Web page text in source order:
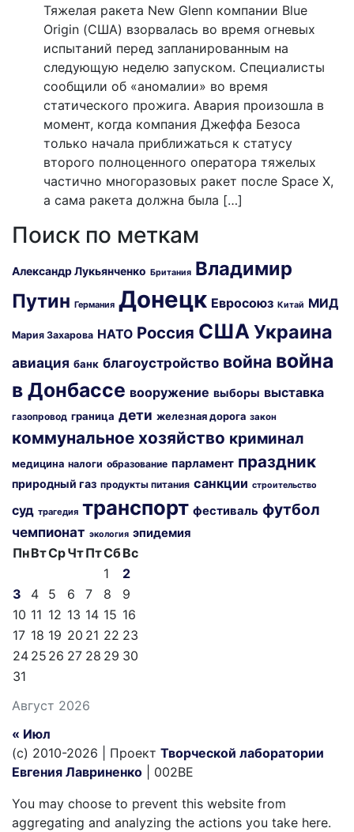
Тяжелая ракета New Glenn компании Blue
Origin (США) взорвалась во время огневых
испытаний перед запланированным на
следующую неделю запуском. Специалисты
сообщили об «аномалии» во время
статического прожига. Авария произошла в
момент, когда компания Джеффа Безоса
только начала приближаться к статусу
второго полноценного оператора тяжелых
частично многоразовых ракет после Space X,
а сама ракета должна была […]
Поиск по меткам
Александр Лукьянченко Британия Владимир
Путин Германия Донецк Евросоюз Китай МИД
Мария Захарова НАТО Россия США Украина
авиация банк благоустройство война война
в Донбассе вооружение выборы выставка
газопровод граница дети железная дорога закон
коммунальное хозяйство криминал
медицина налоги образование парламент праздник
природный газ продукты питания санкции строительство
суд трагедия транспорт фестиваль футбол
чемпионат экология эпидемия
Август 2026
ПнВтСрЧтПтСбВс
1
2
3
4 5 6 7 8
9
10 11 12 13 14 15 16
17 18 19 20 21 22 23
24 25 26 27 28 29 30
31
« Июл
(c) 2010-2026 | Проект Творческой лаборатории
Евгения Лавриненко | 002BE
You may choose to prevent this website from
aggregating and analyzing the actions you take here.